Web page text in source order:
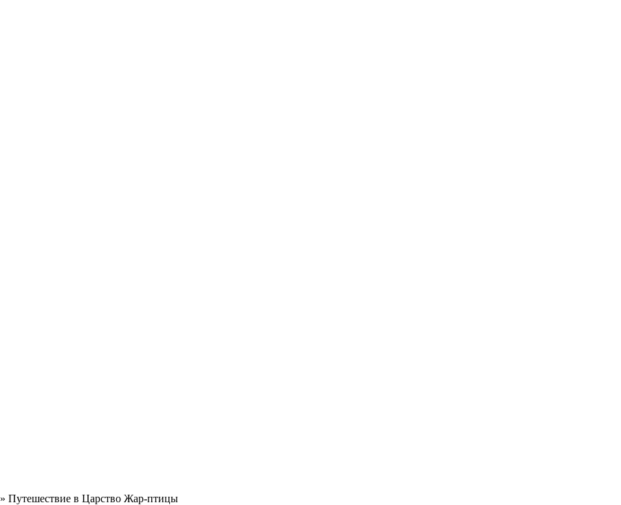
» Путешествие в Царство Жар-птицы